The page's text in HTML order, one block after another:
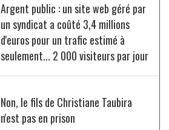
Argent public : un site web géré par
un syndicat a coûté 3,4 millions
d'euros pour un trafic estimé à
seulement... 2 000 visiteurs par jour
Non, le fils de Christiane Taubira
n'est pas en prison